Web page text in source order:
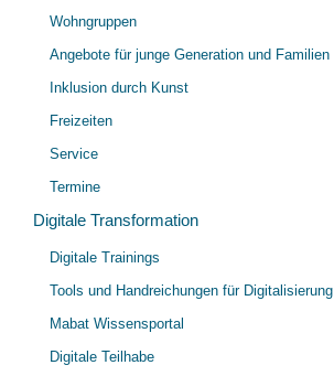
Wohngruppen
Angebote für junge Generation und Familien
Inklusion durch Kunst
Freizeiten
Service
Termine
Digitale Transformation
Digitale Trainings
Tools und Handreichungen für Digitalisierung
Mabat Wissensportal
Digitale Teilhabe